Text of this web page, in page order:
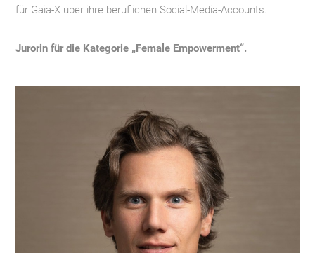
für Gaia-X über ihre beruflichen Social-Media-Accounts.
Jurorin für die Kategorie „Female Empowerment“.